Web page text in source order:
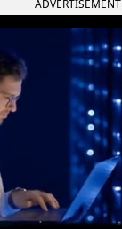
ADVERTISEMENT